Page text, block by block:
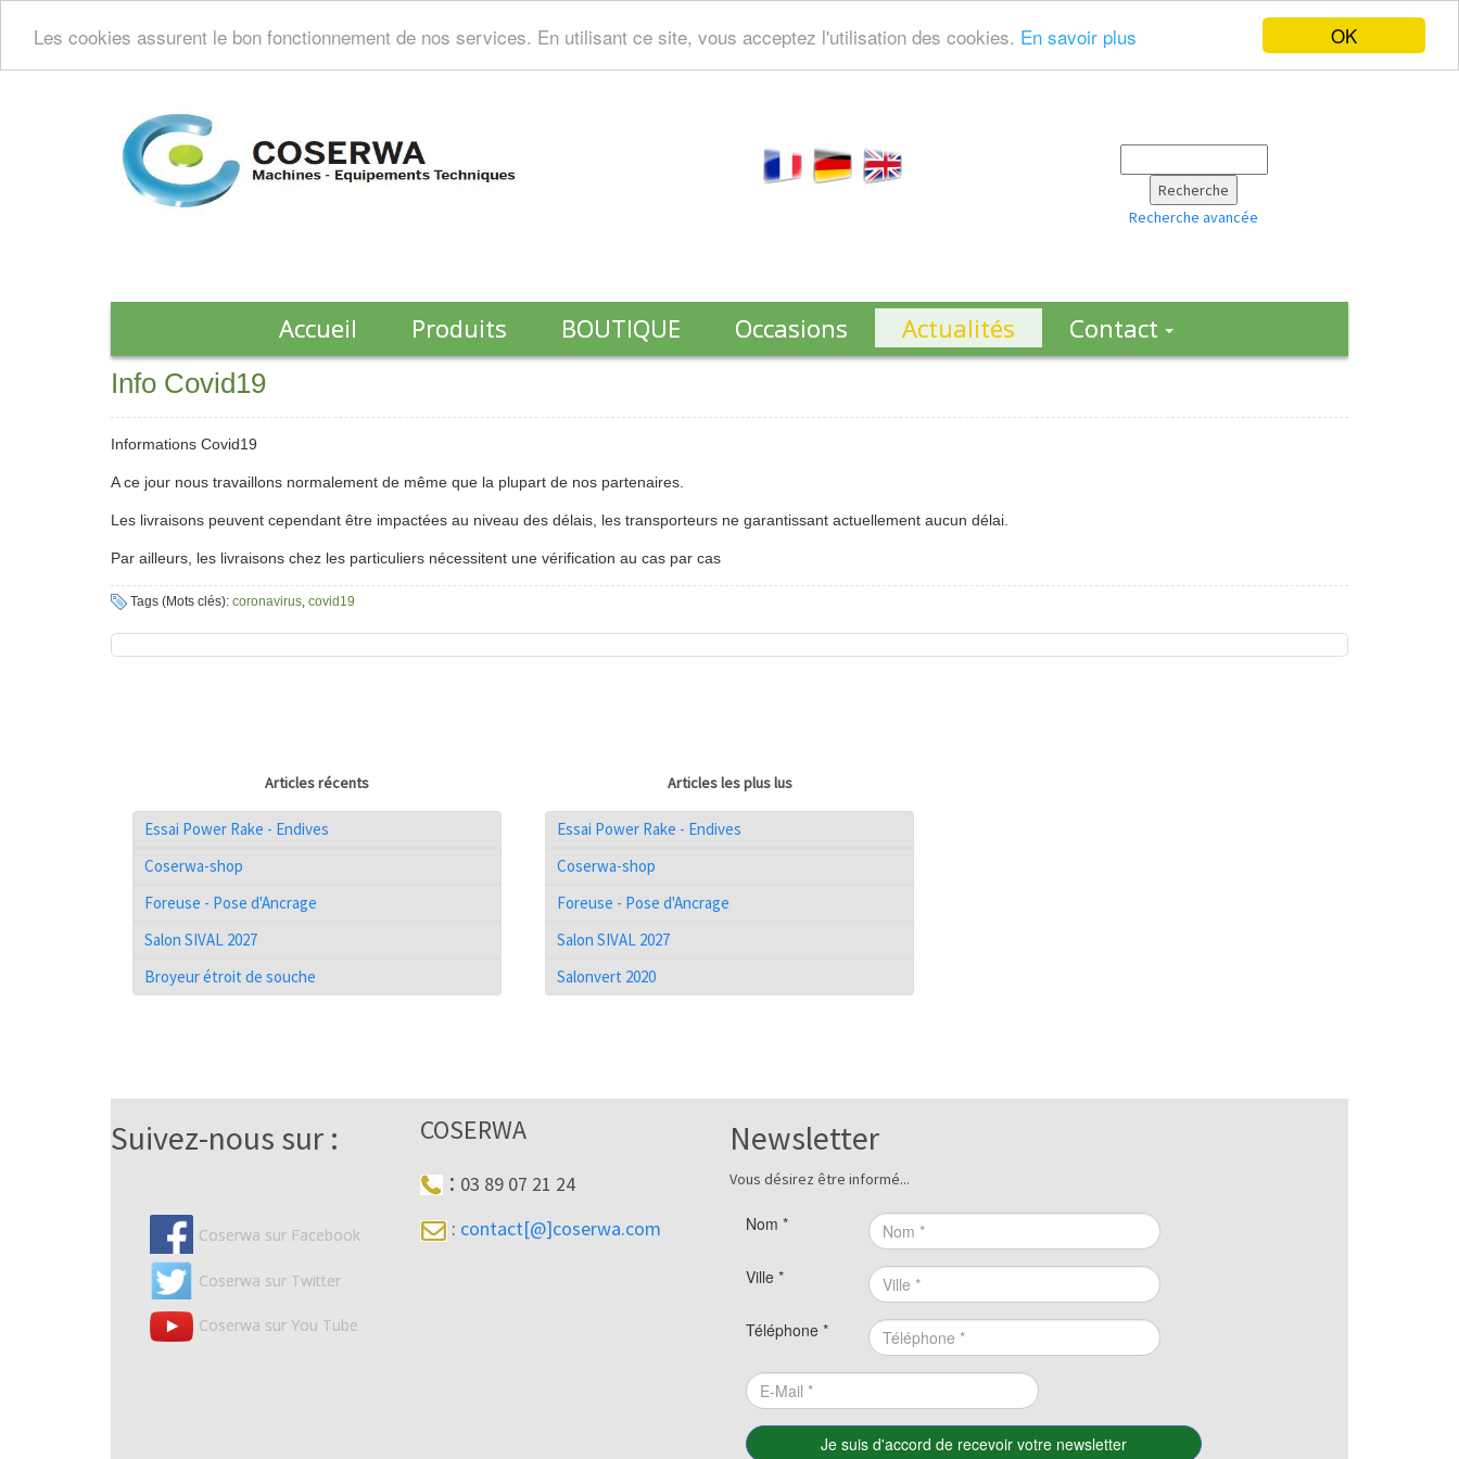
OK
Les cookies assurent le bon fonctionnement de nos services. En utilisant ce site, vous acceptez l'utilisation des cookies. En savoir plus
Recherche avancée
Accueil Produits BOUTIQUE Occasions Actualités
Contact
Info Covid19
Informations Covid19
A ce jour nous travaillons normalement de même que la plupart de nos partenaires.
Les livraisons peuvent cependant être impactées au niveau des délais, les transporteurs ne garantissant actuellement aucun délai.
Par ailleurs, les livraisons chez les particuliers nécessitent une vérification au cas par cas
Tags (Mots clés): coronavirus, covid19
Articles récents
Essai Power Rake - Endives
Coserwa-shop
Foreuse - Pose d'Ancrage
Salon SIVAL 2027
Broyeur étroit de souche
Articles les plus lus
Essai Power Rake - Endives
Coserwa-shop
Foreuse - Pose d'Ancrage
Salon SIVAL 2027
Salonvert 2020
Suivez-nous sur :
Coserwa sur Facebook
Coserwa sur Twitter
Coserwa sur You Tube
COSERWA
: 03 89 07 21 24
: contact[@]coserwa.com
Newsletter
Vous désirez être informé...